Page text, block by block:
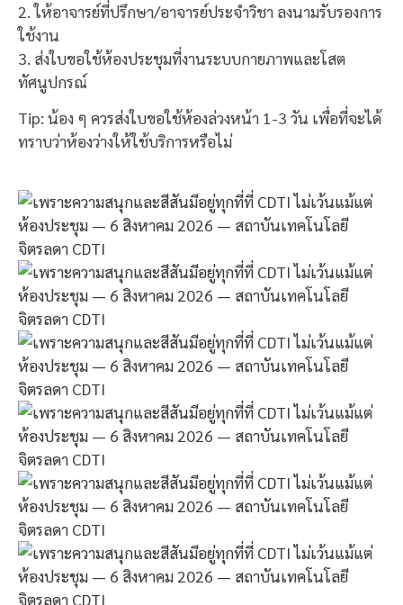
2. ให้อาจารย์ที่ปรึกษา/อาจารย์ประจำวิชา ลงนามรับรองการ
ใช้งาน
3. ส่งใบขอใช้ห้องประชุมที่งานระบบกายภาพและโสต
ทัศนูปกรณ์
Tip: น้อง ๆ ควรส่งใบขอใช้ห้องล่วงหน้า 1-3 วัน เพื่อที่จะได้
ทราบว่าห้องว่างให้ใช้บริการหรือไม่